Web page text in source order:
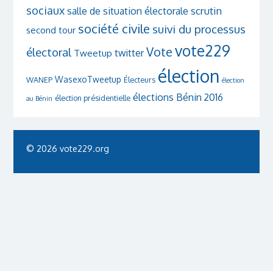
sociaux salle de situation électorale scrutin
second tour société civile suivi du processus
électoral Tweetup twitter Votevote229
WANEP WasexoTweetup Électeurs élection élection
au Bénin élection présidentielle élections Bénin 2016
© 2026 vote229.org